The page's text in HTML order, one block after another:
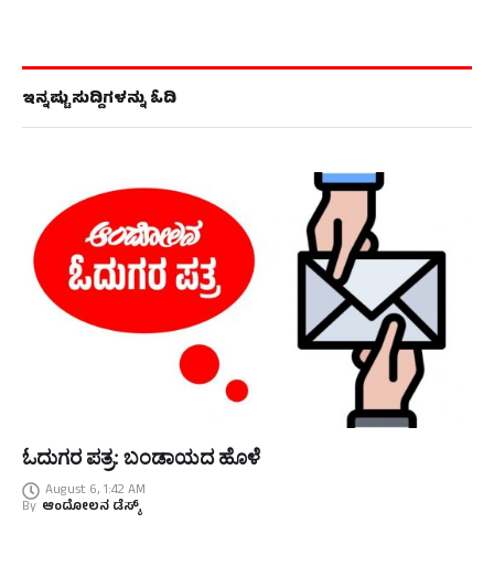
ಇನ್ನಷ್ಟು ಸುದ್ದಿಗಳನ್ನು ಓದಿ
ಓದುಗರ ಪತ್ರ: ಬಂಡಾಯದ ಹೊಳೆ
August 6, 1:42 AM
By ಆಂದೋಲನ ಡೆಸ್ಕ್